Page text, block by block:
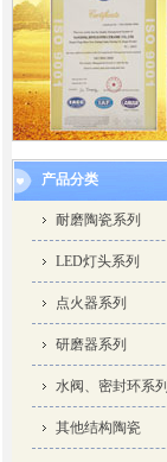
产品分类
耐磨陶瓷系列
LED灯头系列
点火器系列
研磨器系列
水阀、密封环系列
其他结构陶瓷